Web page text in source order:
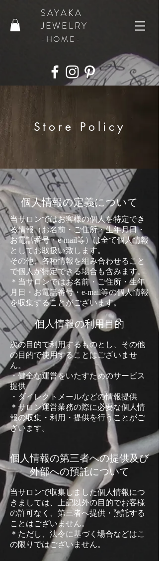
SAYAKA
JEWELRY
​-HOME-
Store Policy
個人情報の定義について
当サロンではお客様の個人を特定でき
る情報（お名前・ご住所・生年月日・
お電話番号・e-mail等）は全て個人情報
としてお取扱い致します。
その他、各種情報を組み合わせること
で個人が特定できる場合も含みます。
＊当サロンではお名前・ご住所・生年
月日・お電話番号・e-mail等の個人情報
を収集することがございます。
個人情報の利用目的
次の目的で利用するものとし、その他
の目的で使用することはございませ
ん。
・健全な運営をいたすためのサービス
提供
・ダイレクトメールなどの情報提供
＊サロン運営業務の際に必要な個人情
報の収集・利用・提供を行うことがご
ざいます。
個人情報の第三者への提供及び
外部への預託について
当サロンで収集しました個人情報につ
きましては、上記以外の目的でお客様
の許可なく、第三者へ提供・預託する
ことはございません。
＊ただし、法令に基づく場合などはこ
の限りではございません。